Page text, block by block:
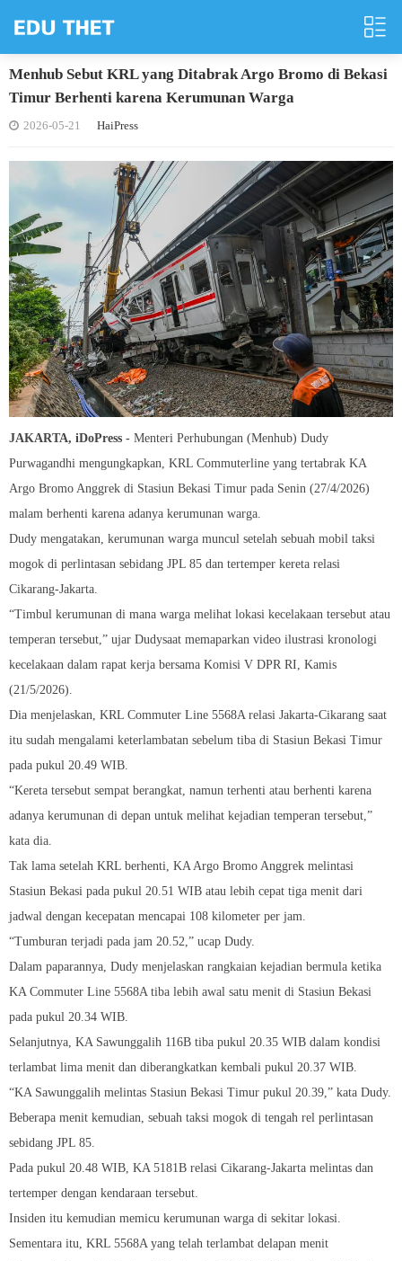
Menhub Sebut KRL yang Ditabrak Argo Bromo di Bekasi
Timur Berhenti karena Kerumunan Warga
2026-05-21 HaiPress
JAKARTA, iDoPress - Menteri Perhubungan (Menhub) Dudy
Purwagandhi mengungkapkan, KRL Commuterline yang tertabrak KA
Argo Bromo Anggrek di Stasiun Bekasi Timur pada Senin (27/4/2026)
malam berhenti karena adanya kerumunan warga.
Dudy mengatakan, kerumunan warga muncul setelah sebuah mobil taksi
mogok di perlintasan sebidang JPL 85 dan tertemper kereta relasi
Cikarang-Jakarta.
“Timbul kerumunan di mana warga melihat lokasi kecelakaan tersebut atau
temperan tersebut,” ujar Dudysaat memaparkan video ilustrasi kronologi
kecelakaan dalam rapat kerja bersama Komisi V DPR RI, Kamis
(21/5/2026).
Dia menjelaskan, KRL Commuter Line 5568A relasi Jakarta-Cikarang saat
itu sudah mengalami keterlambatan sebelum tiba di Stasiun Bekasi Timur
pada pukul 20.49 WIB.
“Kereta tersebut sempat berangkat, namun terhenti atau berhenti karena
adanya kerumunan di depan untuk melihat kejadian temperan tersebut,”
kata dia.
Tak lama setelah KRL berhenti, KA Argo Bromo Anggrek melintasi
Stasiun Bekasi pada pukul 20.51 WIB atau lebih cepat tiga menit dari
jadwal dengan kecepatan mencapai 108 kilometer per jam.
“Tumburan terjadi pada jam 20.52,” ucap Dudy.
Dalam paparannya, Dudy menjelaskan rangkaian kejadian bermula ketika
KA Commuter Line 5568A tiba lebih awal satu menit di Stasiun Bekasi
pada pukul 20.34 WIB.
Selanjutnya, KA Sawunggalih 116B tiba pukul 20.35 WIB dalam kondisi
terlambat lima menit dan diberangkatkan kembali pukul 20.37 WIB.
“KA Sawunggalih melintas Stasiun Bekasi Timur pukul 20.39,” kata Dudy.
Beberapa menit kemudian, sebuah taksi mogok di tengah rel perlintasan
sebidang JPL 85.
Pada pukul 20.48 WIB, KA 5181B relasi Cikarang-Jakarta melintas dan
tertemper dengan kendaraan tersebut.
Insiden itu kemudian memicu kerumunan warga di sekitar lokasi.
Sementara itu, KRL 5568A yang telah terlambat delapan menit